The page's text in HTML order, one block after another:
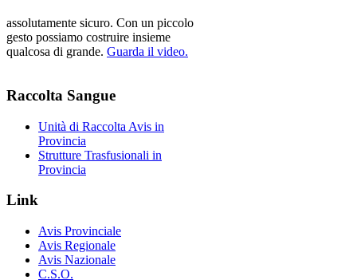
assolutamente sicuro. Con un piccolo
gesto possiamo costruire insieme
qualcosa di grande. Guarda il video.
Raccolta Sangue
Unità di Raccolta Avis in
Provincia
Strutture Trasfusionali in
Provincia
Link
Avis Provinciale
Avis Regionale
Avis Nazionale
C.S.O.